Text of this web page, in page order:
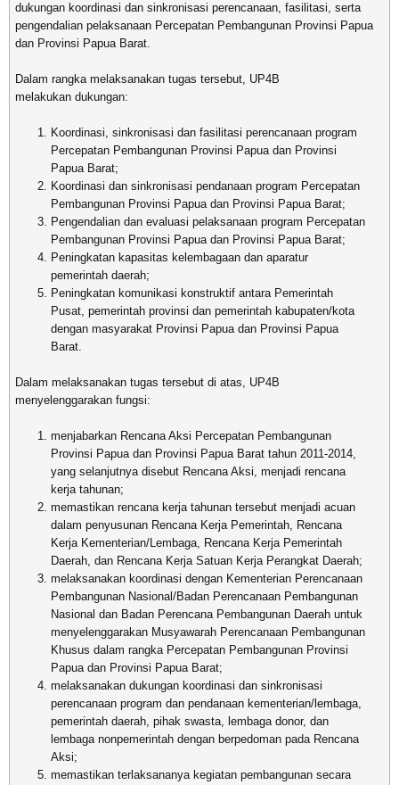
dukungan koordinasi dan sinkronisasi perencanaan, fasilitasi, serta
pengendalian pelaksanaan Percepatan Pembangunan Provinsi Papua
dan Provinsi Papua Barat.
Dalam rangka melaksanakan tugas tersebut, UP4B
melakukan dukungan:
Koordinasi, sinkronisasi dan fasilitasi perencanaan program
Percepatan Pembangunan Provinsi Papua dan Provinsi
Papua Barat;
Koordinasi dan sinkronisasi pendanaan program Percepatan
Pembangunan Provinsi Papua dan Provinsi Papua Barat;
Pengendalian dan evaluasi pelaksanaan program Percepatan
Pembangunan Provinsi Papua dan Provinsi Papua Barat;
Peningkatan kapasitas kelembagaan dan aparatur
pemerintah daerah;
Peningkatan komunikasi konstruktif antara Pemerintah
Pusat, pemerintah provinsi dan pemerintah kabupaten/kota
dengan masyarakat Provinsi Papua dan Provinsi Papua
Barat.
Dalam melaksanakan tugas tersebut di atas, UP4B
menyelenggarakan fungsi:
menjabarkan Rencana Aksi Percepatan Pembangunan
Provinsi Papua dan Provinsi Papua Barat tahun 2011-2014,
yang selanjutnya disebut Rencana Aksi, menjadi rencana
kerja tahunan;
memastikan rencana kerja tahunan tersebut menjadi acuan
dalam penyusunan Rencana Kerja Pemerintah, Rencana
Kerja Kementerian/Lembaga, Rencana Kerja Pemerintah
Daerah, dan Rencana Kerja Satuan Kerja Perangkat Daerah;
melaksanakan koordinasi dengan Kementerian Perencanaan
Pembangunan Nasional/Badan Perencanaan Pembangunan
Nasional dan Badan Perencana Pembangunan Daerah untuk
menyelenggarakan Musyawarah Perencanaan Pembangunan
Khusus dalam rangka Percepatan Pembangunan Provinsi
Papua dan Provinsi Papua Barat;
melaksanakan dukungan koordinasi dan sinkronisasi
perencanaan program dan pendanaan kementerian/lembaga,
pemerintah daerah, pihak swasta, lembaga donor, dan
lembaga nonpemerintah dengan berpedoman pada Rencana
Aksi;
memastikan terlaksananya kegiatan pembangunan secara